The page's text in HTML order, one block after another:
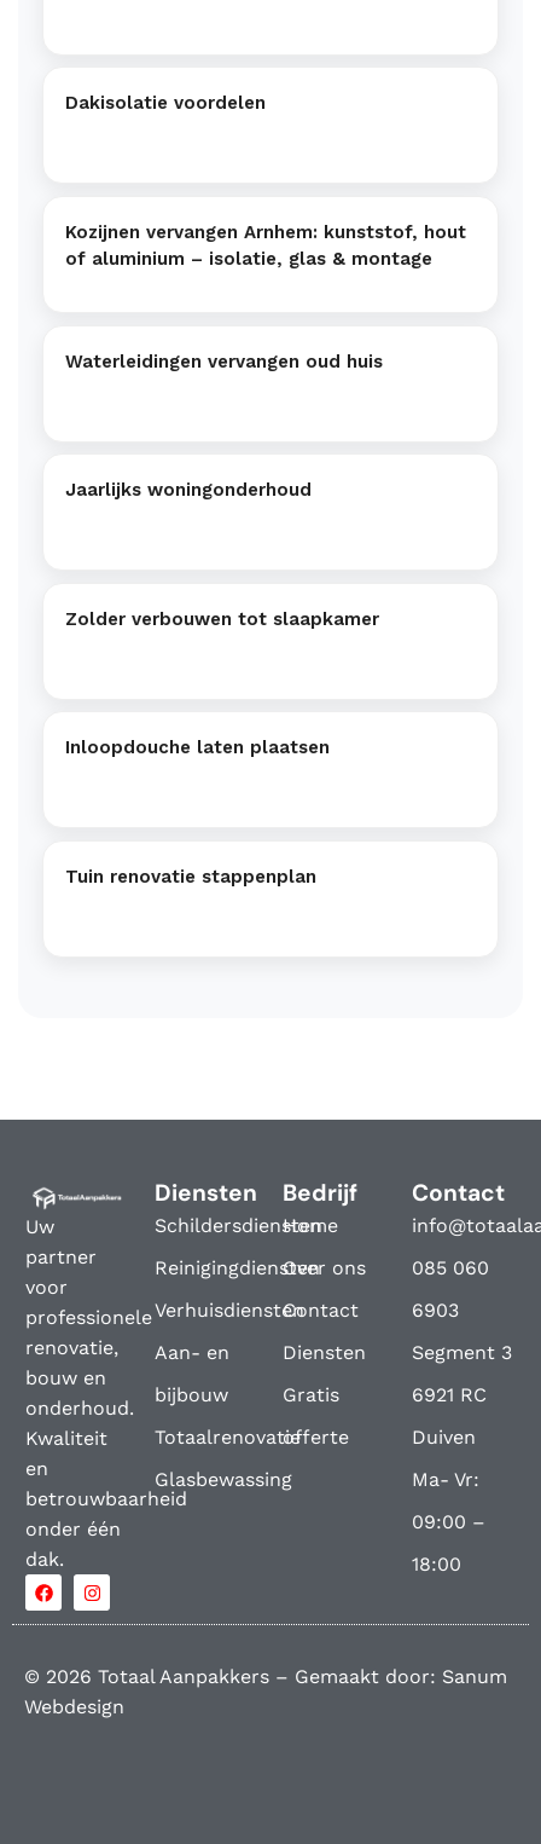
Dakisolatie voordelen
Kozijnen vervangen Arnhem: kunststof, hout
of aluminium – isolatie, glas & montage
Waterleidingen vervangen oud huis
Jaarlijks woningonderhoud
Zolder verbouwen tot slaapkamer
Inloopdouche laten plaatsen
Tuin renovatie stappenplan
Uw
partner
voor
professionele
renovatie,
bouw en
onderhoud.
Kwaliteit
en
betrouwbaarheid
onder één
dak.
Diensten
Schildersdiensten
Reinigingdiensten
Verhuisdiensten
Aan- en
bijbouw
Totaalrenovatie
Glasbewassing
Bedrijf
Home
Over ons
Contact
Diensten
Gratis
offerte
Contact
085 060
6903
Segment 3
6921 RC
Duiven
Ma- Vr:
09:00 –
18:00
© 2026 Totaal Aanpakkers – Gemaakt door: Sanum
Webdesign